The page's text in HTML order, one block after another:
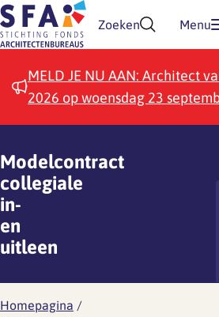
Doorgaan naar inhoud
Zoeken Menu
MELD JE NU AAN: Architect
2026 op woensdag 23
Modelcontract
collegiale
in-
en
uitleen
Homepagina /